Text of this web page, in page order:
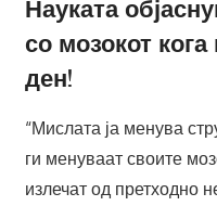
Науката
со мозокот кога
ден!
“Мислата ја менува
ги менуваат своите
излечат од претходно